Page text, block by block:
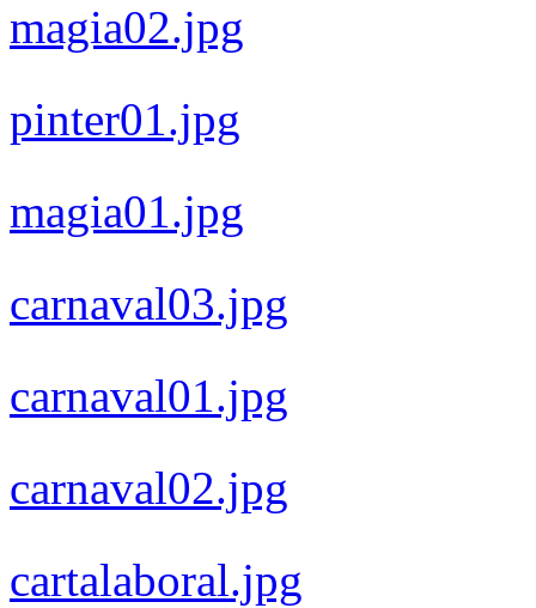
magia02.jpg
pinter01.jpg
magia01.jpg
carnaval03.jpg
carnaval01.jpg
carnaval02.jpg
cartalaboral.jpg